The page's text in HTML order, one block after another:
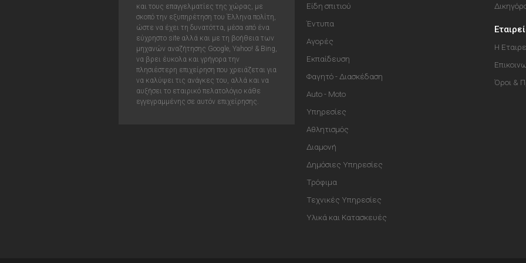
και τους επαγγελματίες της χώρας, με
σκοπό την εξυπηρέτηση του Έλληνα πολίτη,
ώστε να έχει τη δυνατόττα, μέσα από ένα
εύχρηστο site αλλά και με τη βοήθεια των
μηχανών αναζήτησης Google, Yahoo! & Bing,
να βρει έυκολα και γρήγορα την
πλησιέστερη επιχείρηση που χρειάζεται για
να καλύψει τις ανάγκες του, αλλά και να
αυξήσει το εταιρικό πελατολόγιο κάθε
εγγεγραμμένης σε αυτόν επιχείρησης.
Είδη σπιτιού
Έντυπα
Αγορές
Εκπαίδευση
Φαγητό - Διασκέδαση
Auto - Moto
Υπηρεσίες
Αθλητισμός
Διαμονή
Δημόσιες Υπηρεσίες
Τρόφιμα
Τεχνικές Υπηρεσίες
Υλικά και Κατασκευές
Η
Όροι &